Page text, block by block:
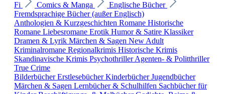
Fi
Comics & Manga
Englische Bücher
Fremdsprachige Bücher (außer Englisch)
Anthologien & Kurzgeschichten Romane Historische
Romane Liebesromane Erotik Humor & Satire Klassiker
Dramen & Lyrik Märchen & Sagen New Adult
Kriminalromane Regionalkrimis Historische Krimis
Skandinavische Krimis PsychothrillerAgenten- & Politthriller
True Crime
BilderbücherErstlesebücherKinderbücherJugendbücher
Märchen & Sagen Lernbücher & Schulhilfen Sachbücher für